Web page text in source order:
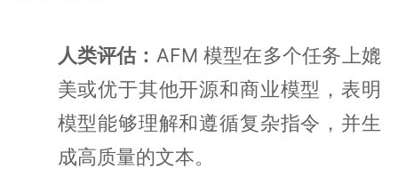
人类评估： AFM 模型在多个任务上媲
美或优于其他开源和商业模型，表明
模型能够理解和遵循复杂指令，并生
成高质量的文本。